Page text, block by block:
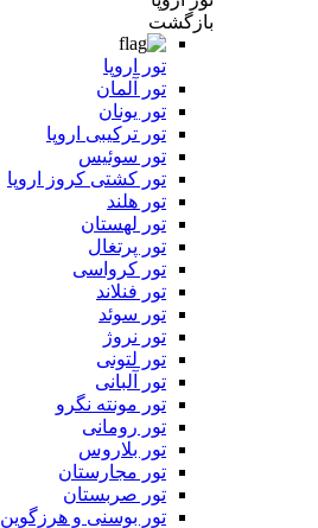
بازگشت
تور اروپا
تور آلمان
تور یونان
تور ترکیبی اروپا
تور سوئیس
تور کشتی کروز اروپا
تور هلند
تور لهستان
تور پرتغال
تور کرواسی
تور فنلاند
تور سوئد
تور نروژ
تور لتونی
تور آلبانی
تور مونته نگرو
تور رومانی
تور بلاروس
تور مجارستان
تور صربستان
تور بوسنی و هرزگوین